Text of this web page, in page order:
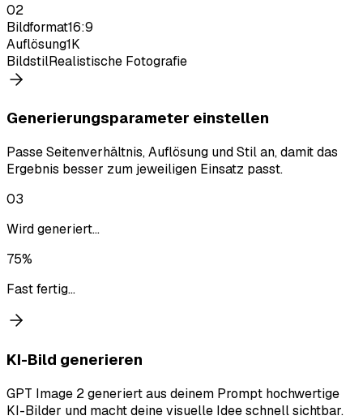
02
Bildformat16:9
Auflösung1K
BildstilRealistische Fotografie
Generierungsparameter einstellen
Passe Seitenverhältnis, Auflösung und Stil an, damit das
Ergebnis besser zum jeweiligen Einsatz passt.
03
Wird generiert...
75%
Fast fertig...
KI-Bild generieren
GPT Image 2 generiert aus deinem Prompt hochwertige
KI-Bilder und macht deine visuelle Idee schnell sichtbar.